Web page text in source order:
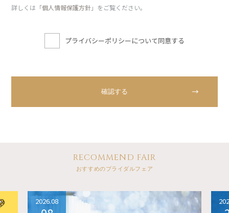
詳しくは「個人情報保護方針」をご覧ください。
プライバシーポリシーについて同意する
RECOMMEND FAIR
おすすめのブライダルフェア
2026.08